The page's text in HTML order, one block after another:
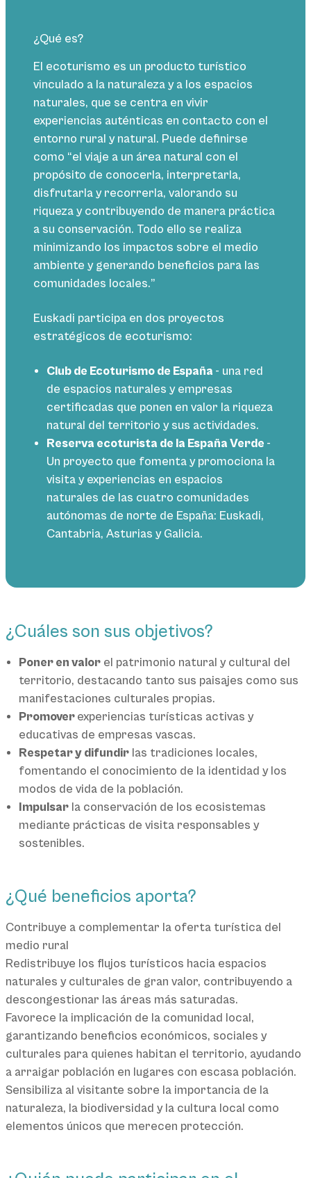
¿Qué es?
El ecoturismo es un producto turístico
vinculado a la naturaleza y a los espacios
naturales, que se centra en vivir
experiencias auténticas en contacto con el
entorno rural y natural. Puede definirse
como “el viaje a un área natural con el
propósito de conocerla, interpretarla,
disfrutarla y recorrerla, valorando su
riqueza y contribuyendo de manera práctica
a su conservación. Todo ello se realiza
minimizando los impactos sobre el medio
ambiente y generando beneficios para las
comunidades locales.”
Euskadi participa en dos proyectos
estratégicos de ecoturismo:
Club de Ecoturismo de España - una red
de espacios naturales y empresas
certificadas que ponen en valor la riqueza
natural del territorio y sus actividades.
Reserva ecoturista de la España Verde -
Un proyecto que fomenta y promociona la
visita y experiencias en espacios
naturales de las cuatro comunidades
autónomas de norte de España: Euskadi,
Cantabria, Asturias y Galicia.
¿Cuáles son sus objetivos?
Poner en valor el patrimonio natural y cultural del
territorio, destacando tanto sus paisajes como sus
manifestaciones culturales propias.
Promover experiencias turísticas activas y
educativas de empresas vascas.
Respetar y difundir las tradiciones locales,
fomentando el conocimiento de la identidad y los
modos de vida de la población.
Impulsar la conservación de los ecosistemas
mediante prácticas de visita responsables y
sostenibles.
¿Qué beneficios aporta?
Contribuye a complementar la oferta turística del
medio rural
Redistribuye los flujos turísticos hacia espacios
naturales y culturales de gran valor, contribuyendo a
descongestionar las áreas más saturadas.
Favorece la implicación de la comunidad local,
garantizando beneficios económicos, sociales y
culturales para quienes habitan el territorio, ayudando
a arraigar población en lugares con escasa población.
Sensibiliza al visitante sobre la importancia de la
naturaleza, la biodiversidad y la cultura local como
elementos únicos que merecen protección.